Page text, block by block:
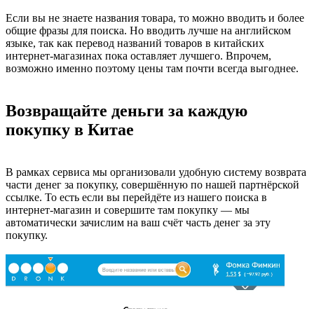
Если вы не знаете названия товара, то можно вводить и более
общие фразы для поиска. Но вводить лучше на английском
языке, так как перевод названий товаров в китайских
интернет-магазинах пока оставляет лучшего. Впрочем,
возможно именно поэтому цены там почти всегда выгоднее.
Возвращайте деньги за каждую
покупку в Китае
В рамках сервиса мы организовали удобную систему возврата
части денег за покупку, совершённую по нашей партнёрской
ссылке. То есть если вы перейдёте из нашего поиска в
интернет-магазин и совершите там покупку — мы
автоматически зачислим на ваш счёт часть денег за эту
покупку.